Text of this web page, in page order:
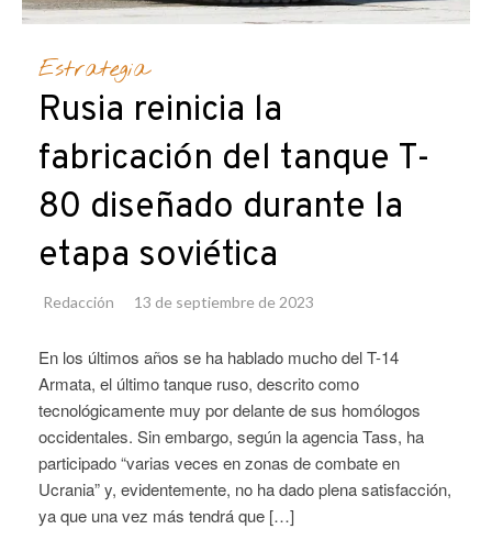
Estrategia
Rusia reinicia la
fabricación del tanque T-
80 diseñado durante la
etapa soviética
Redacción 13 de septiembre de 2023
En los últimos años se ha hablado mucho del T-14
Armata, el último tanque ruso, descrito como
tecnológicamente muy por delante de sus homólogos
occidentales. Sin embargo, según la agencia Tass, ha
participado “varias veces en zonas de combate en
Ucrania” y, evidentemente, no ha dado plena satisfacción,
ya que una vez más tendrá que […]